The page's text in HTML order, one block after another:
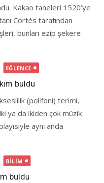
Kakao taneleri 1520’ye
Cortés tarafından
bunları ezip şekere
EĞLENCE
buldu
(polifoni) terimi,
ya da ikiden çok müzik
aynı anda
BILIM
buldu